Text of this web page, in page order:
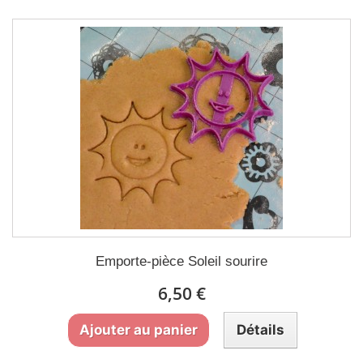
Emporte-pièce Soleil sourire
6,50 €
Ajouter au panier Détails